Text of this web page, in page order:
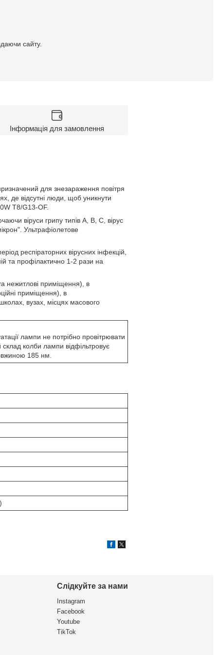
сайту.
Інформація для замовлення
для знезараження повітря
де відсутні люди, щоб уникнути
T8/G13-OF.
віруси грипу типів A, B, C, вірус
Ультрафіолетове
респіраторних вірусних інфекцій,
та профілактично 1-2 рази на
нежитлові приміщення), в
приміщення), в
вузах, місцях масового
лампи не потрібно провітрювати
колби лампи відфільтровує
185 нм.
Слідкуйте за нами
Instagram
Facebook
Youtube
TikTok